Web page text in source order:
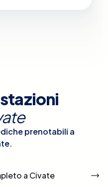
prenotabili a
.
a Civate